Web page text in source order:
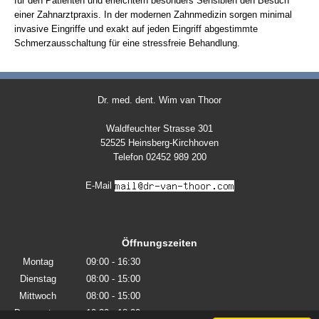
einer Zahnarztpraxis. In der modernen Zahnmedizin sorgen minimal
invasive Eingriffe und exakt auf jeden Eingriff abgestimmte
Schmerzausschaltung für eine stressfreie Behandlung.
Dr. med. dent. Wim van Thoor
Waldfeuchter Strasse 301
52525 Heinsberg-Kirchhoven
Telefon 02452 989 200
E-Mail
Öffnungszeiten
Montag
09:00 - 16:30
Dienstag
08:00 - 15:00
Mittwoch
08:00 - 15:00
Donnerstag
10:30 - 18:00